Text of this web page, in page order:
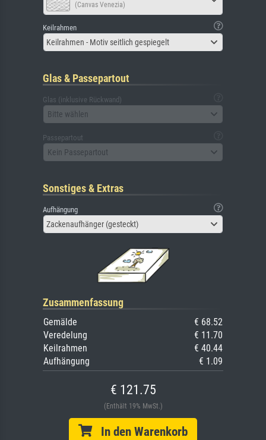
(Canvas Venezia)
Keilrahmen
Keilrahmen - Motiv seitlich gespiegelt
Glas & Passepartout
Glas (inklusive Rückwand)
Bitte wählen
Passepartout
Kein Passepartout
Sonstiges & Extras
Aufhängung
Zackenaufhänger (gesteckt)
Zusammenfassung
Gemälde
€ 68.52
Veredelung
€ 11.70
Keilrahmen
€ 40.44
Aufhängung
€ 1.09
€ 121.75
(Enthält 19% MwSt.)
In den Warenkorb